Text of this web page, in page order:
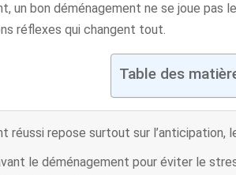
bon déménagement ne se joue pas
réflexes qui changent tout.
Table des
réussi repose surtout sur l’anticipation,
le déménagement pour éviter le